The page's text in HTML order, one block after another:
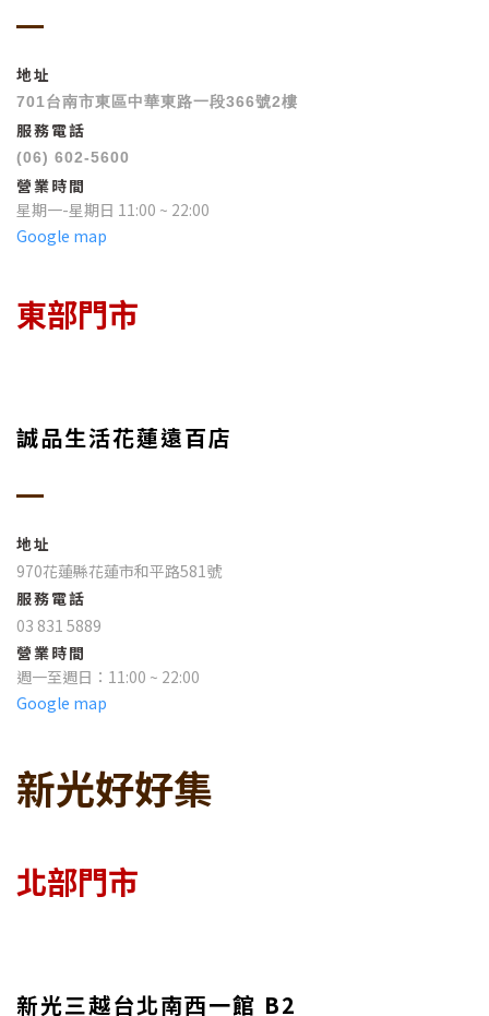
地址
701台南市東區中華東路一段366號2樓
服務電話
(06) 602-5600
營業時間
星期一-星期日 11:00 ~ 22:00
Google map
東部門市
誠品生活花蓮遠百店
地址
970花蓮縣花蓮市和平路581號
服務電話
03 831 5889
營業時間
週一至週日：11:00 ~ 22:00
Google map
新光好好集
北部門市
新光三越台北南西一館 B2